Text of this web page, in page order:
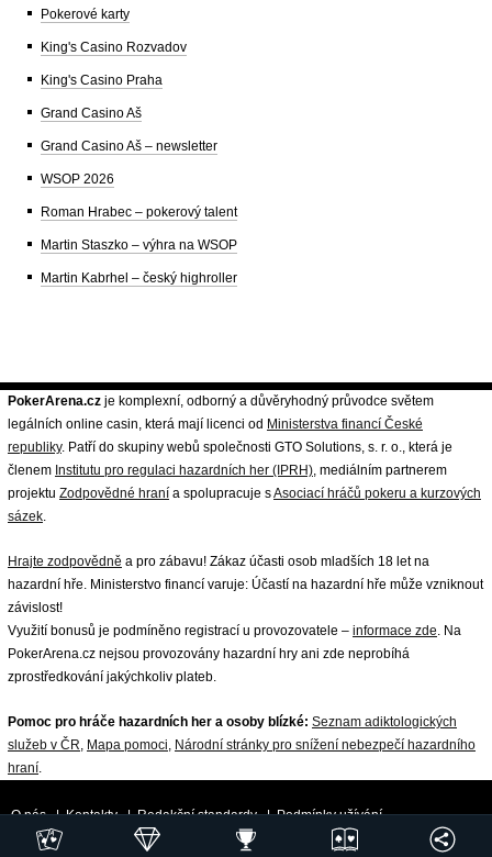
Pokerové karty
King's Casino Rozvadov
King's Casino Praha
Grand Casino Aš
Grand Casino Aš – newsletter
WSOP 2026
Roman Hrabec – pokerový talent
Martin Staszko – výhra na WSOP
Martin Kabrhel – český highroller
PokerArena.cz je komplexní, odborný a důvěryhodný průvodce světem
legálních online casin, která mají licenci od Ministerstva financí České
republiky. Patří do skupiny webů společnosti GTO Solutions, s. r. o., která je
členem Institutu pro regulaci hazardních her (IPRH), mediálním partnerem
projektu Zodpovědné hraní a spolupracuje sAsociací hráčů pokeru a kurzových
sázek.
Hrajte zodpovědně a pro zábavu! Zákaz účasti osob mladších 18 let na
hazardní hře. Ministerstvo financí varuje: Účastí na hazardní hře může vzniknout
závislost!
Využití bonusů je podmíněno registrací u provozovatele – informace zde. Na
PokerArena.cz nejsou provozovány hazardní hry ani zde neprobíhá
zprostředkování jakýchkoliv plateb.
Pomoc pro hráče hazardních her a osoby blízké: Seznam adiktologických
služeb v ČR, Mapa pomoci, Národní stránky pro snížení nebezpečí hazardního
hraní.
O nás|Kontakty|Redakční standardy|Podmínky užívání
Zpracování osobních údajů a cookies| 18+ Zodpovědné hraní | ©